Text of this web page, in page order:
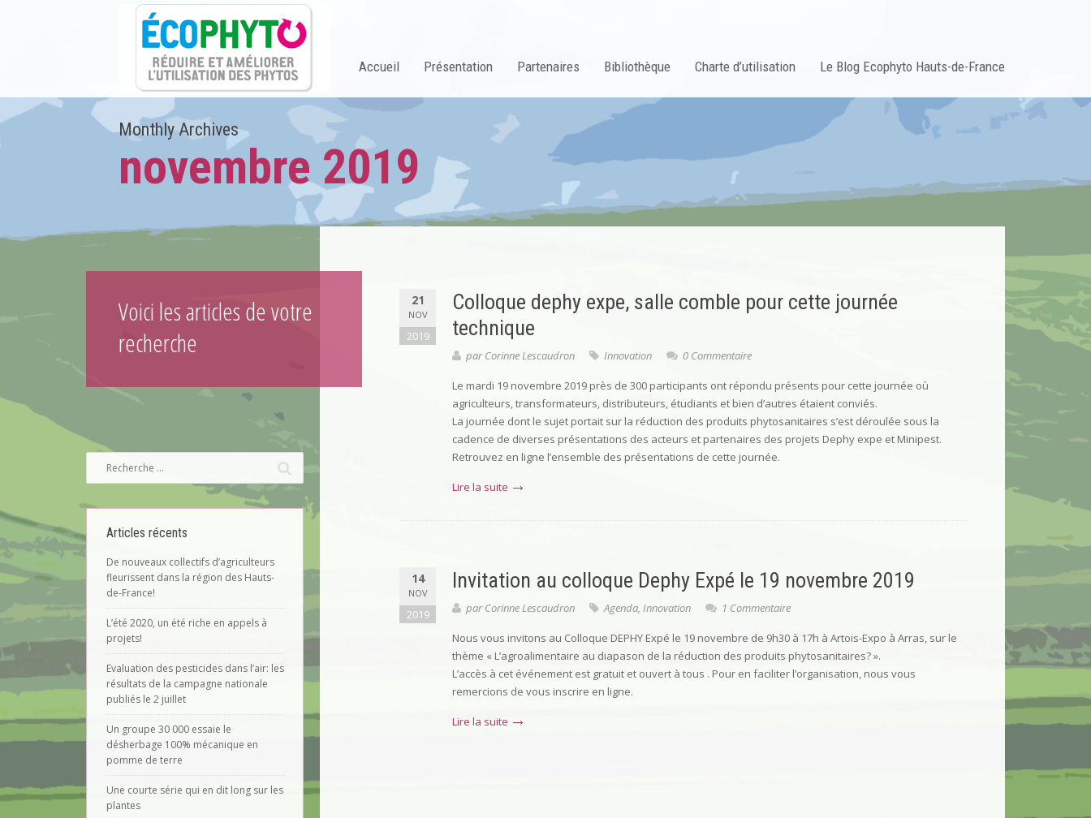
Accueil Présentation Partenaires Bibliothèque Charte d’utilisation Le Blog Ecophyto Hauts-de-France
Monthly Archives
novembre 2019
Voici les articles de votre
recherche
21
NOV
2019
Colloque dephy expe, salle comble pour cette journée
technique
parCorinne Lescaudron Innovation 0 Commentaire
Le mardi 19 novembre 2019 près de 300 participants ont répondu présents pour cette journée où
agriculteurs, transformateurs, distributeurs, étudiants et bien d’autres étaient conviés.
La journée dont le sujet portait sur la réduction des produits phytosanitaires s’est déroulée sous la
cadence de diverses présentations des acteurs et partenaires des projets Dephy expe et Minipest.
Retrouvez en ligne l’ensemble des présentations de cette journée.
Lire la suite
14
NOV
2019
Invitation au colloque Dephy Expé le 19 novembre 2019
parCorinne Lescaudron Agenda, Innovation 1 Commentaire
Nous vous invitons au Colloque DEPHY Expé le 19 novembre de 9h30 à 17h à Artois-Expo à Arras, sur le
thème « L’agroalimentaire au diapason de la réduction des produits phytosanitaires? ».
L’accès à cet événement est gratuit et ouvert à tous . Pour en faciliter l’organisation, nous vous
remercions de vous inscrire en ligne.
Lire la suite
Articles récents
De nouveaux collectifs d’agriculteurs
fleurissent dans la région des Hauts-
de-France!
L’été 2020, un été riche en appels à
projets!
Evaluation des pesticides dans l’air: les
résultats de la campagne nationale
publiés le 2 juillet
Un groupe 30 000 essaie le
désherbage 100% mécanique en
pomme de terre
Une courte série qui en dit long sur les
plantes